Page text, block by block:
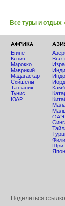
Все туры и отдых
АФРИКА
Египет
Кения
Мaрокко
Маврикий
Мадагаскар
Сейшелы
Танзания
Тунис
ЮАР
ОАЭ
Шри-
Поделиться